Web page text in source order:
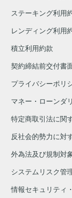
ステーキング利用
レンディング利用
積立利用約款
契約締結前交付書
プライバシーポリ
マネー・ローンダ
特定商取引法に関
反社会的勢力に対
外為法及び規制対
システムリスク管
情報セキュリティ